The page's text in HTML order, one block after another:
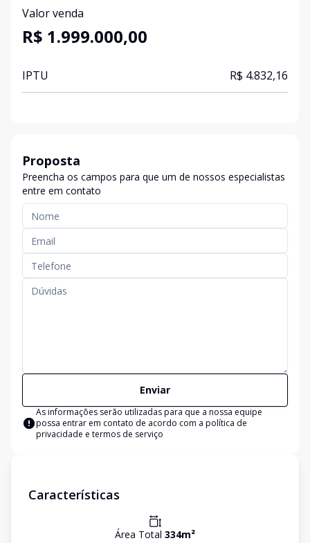
Valor venda
R$ 1.999.000,00
IPTU R$ 4.832,16
Proposta
Preencha os campos para que um de nossos especialistas
entre em contato
Enviar
As informações serão utilizadas para que a nossa equipe
possa entrar em contato de acordo com a política de
privacidade e termos de serviço
Características
Área Total 334m²